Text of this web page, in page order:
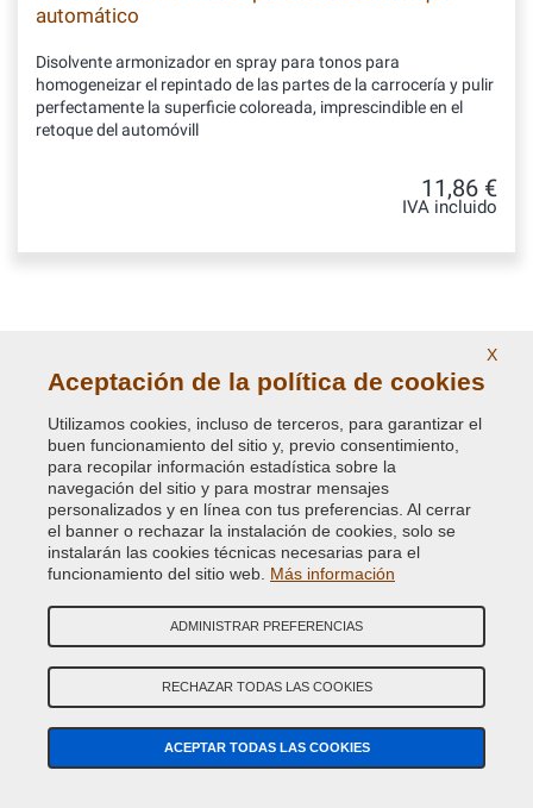
automático
Disolvente armonizador en spray para tonos para
homogeneizar el repintado de las partes de la carrocería y pulir
perfectamente la superficie coloreada, imprescindible en el
retoque del automóvill
11,86 €
IVA incluido
VUESTRA RESEÑAS
5
Christian 4 feb. 2022
Pas de problème sérieux et professionnalisme.
BUSCAR COLOR
BUSCAR
REPUESTOS
X
Aceptación de la política de cookies
Utilizamos cookies, incluso de terceros, para garantizar el
buen funcionamiento del sitio y, previo consentimiento,
para recopilar información estadística sobre la
navegación del sitio y para mostrar mensajes
personalizados y en línea con tus preferencias. Al cerrar
el banner o rechazar la instalación de cookies, solo se
instalarán las cookies técnicas necesarias para el
funcionamiento del sitio web. Más información
ADMINISTRAR PREFERENCIAS
RECHAZAR TODAS LAS COOKIES
ACEPTAR TODAS LAS COOKIES